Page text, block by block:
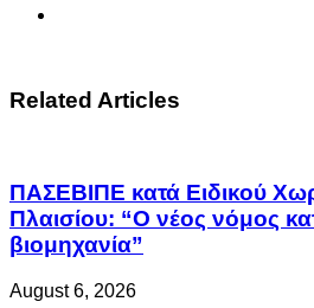
Related Articles
ΠΑΣΕΒΙΠΕ κατά Ειδικού
Πλαισίου: “Ο νέος νόμος
βιομηχανία”
August 6, 2026